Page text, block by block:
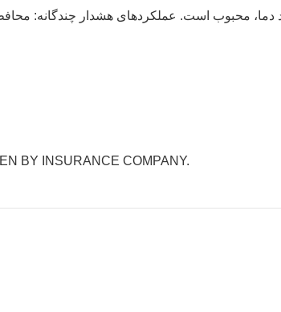
BY INSURANCE COMPANY.